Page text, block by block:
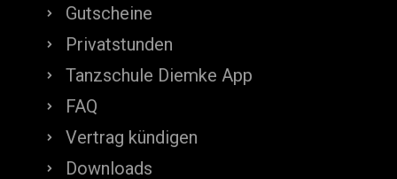
Gutscheine
Privatstunden
Tanzschule Diemke App
FAQ
Vertrag kündigen
Downloads